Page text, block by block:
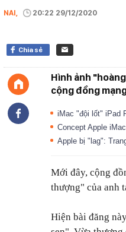
NAI, 20:22 29/12/2020
Chia sẻ
Hình ảnh
cộng đồng
iMac "đội lốt" iPad
Concept Apple
Apple bị "lag":
Mới đây, cộng
thượng" của anh
Hiện bài đăng